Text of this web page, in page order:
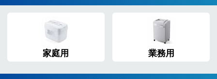
家庭用 業務用